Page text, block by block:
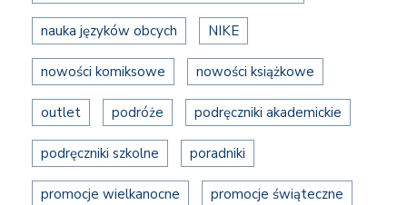
nauka języków obcych NIKE
nowości komiksowe nowości książkowe
outlet podróże podręczniki akademickie
podręczniki szkolne poradniki
promocje wielkanocne promocje świąteczne